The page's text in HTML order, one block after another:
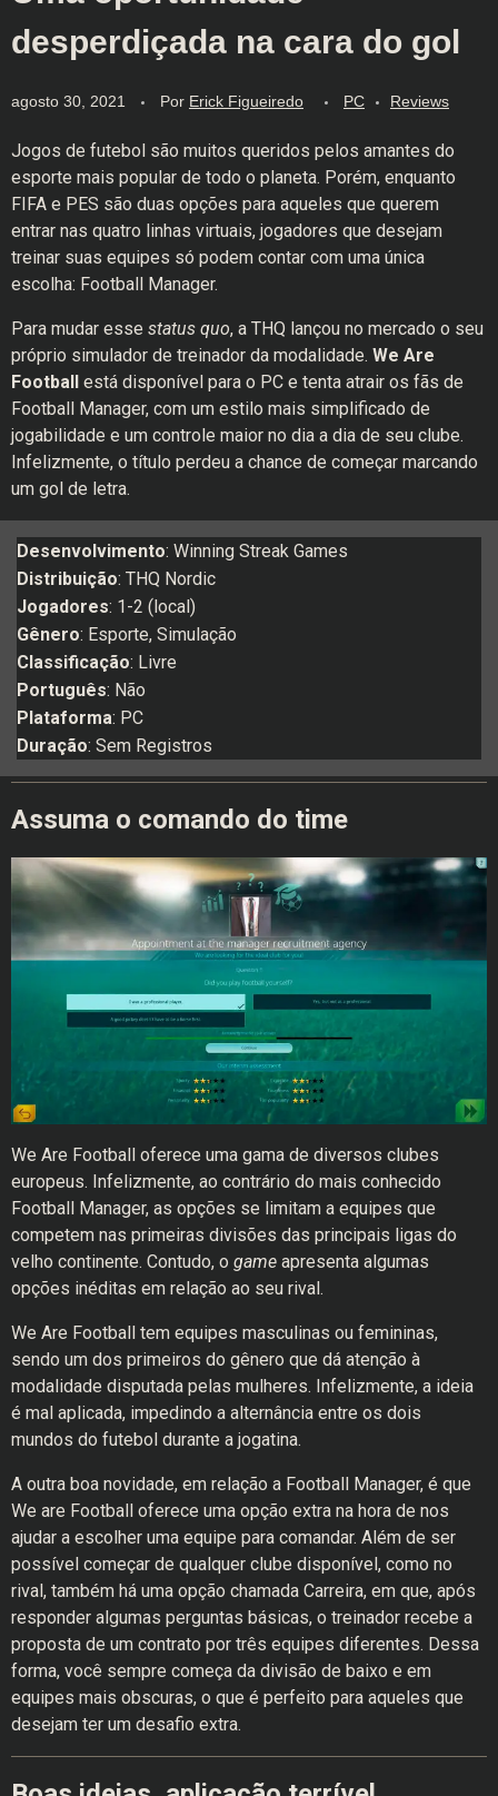
desperdiçada na cara do gol
agosto 30, 2021 Por Erick Figueiredo PC Reviews
Jogos de futebol são muitos queridos pelos amantes do
esporte mais popular de todo o planeta. Porém, enquanto
FIFA e PES são duas opções para aqueles que querem
entrar nas quatro linhas virtuais, jogadores que desejam
treinar suas equipes só podem contar com uma única
escolha: Football Manager.
Para mudar esse status quo, a THQ lançou no mercado o seu
próprio simulador de treinador da modalidade. We Are
Football está disponível para o PC e tenta atrair os fãs de
Football Manager, com um estilo mais simplificado de
jogabilidade e um controle maior no dia a dia de seu clube.
Infelizmente, o título perdeu a chance de começar marcando
um gol de letra.
Desenvolvimento: Winning Streak Games
Distribuição: THQ Nordic
Jogadores: 1-2 (local)
Gênero: Esporte, Simulação
Classificação: Livre
Português: Não
Plataforma: PC
Duração: Sem Registros
Assuma o comando do time
We Are Football oferece uma gama de diversos clubes
europeus. Infelizmente, ao contrário do mais conhecido
Football Manager, as opções se limitam a equipes que
competem nas primeiras divisões das principais ligas do
velho continente. Contudo, o game apresenta algumas
opções inéditas em relação ao seu rival.
We Are Football tem equipes masculinas ou femininas,
sendo um dos primeiros do gênero que dá atenção à
modalidade disputada pelas mulheres. Infelizmente, a ideia
é mal aplicada, impedindo a alternância entre os dois
mundos do futebol durante a jogatina.
A outra boa novidade, em relação a Football Manager, é que
We are Football oferece uma opção extra na hora de nos
ajudar a escolher uma equipe para comandar. Além de ser
possível começar de qualquer clube disponível, como no
rival, também há uma opção chamada Carreira, em que, após
responder algumas perguntas básicas, o treinador recebe a
proposta de um contrato por três equipes diferentes. Dessa
forma, você sempre começa da divisão de baixo e em
equipes mais obscuras, o que é perfeito para aqueles que
desejam ter um desafio extra.